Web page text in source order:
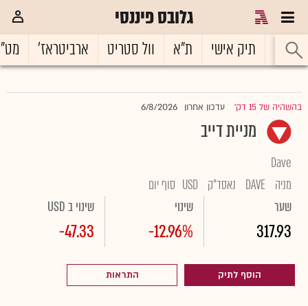
גלובס פיננסי
ראשי תיק אישי ת"א וול סטריט ארביטראז'
בהשהיה של 15 דק' עדכון אחרון 6/8/2026
מניית דייב
Dave
מניה DAVE נאסד"ק USD סוף יום
שער
317.93
שינוי
-12.96%
שינוי ב USD
-47.33
הוסף לתיק התראות